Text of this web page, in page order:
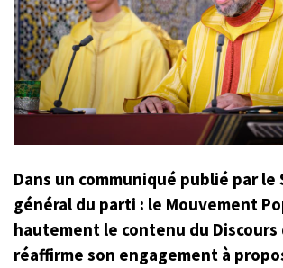
Dans un communiqué publié par
général du parti : le Mouvement
hautement le contenu du
réaffirme son engagement à